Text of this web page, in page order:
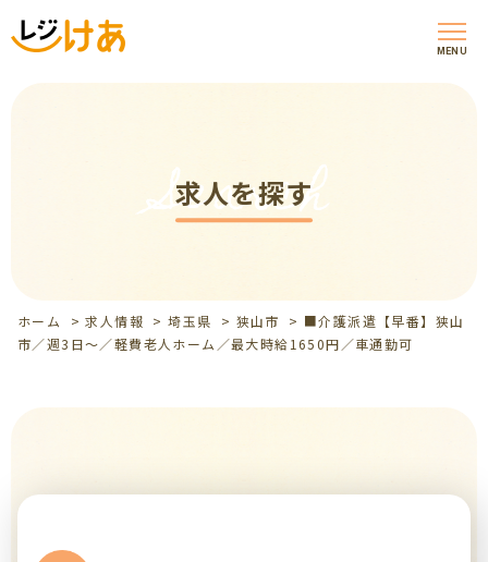
MENU
求人を探す
Search
ホーム >求人情報 >埼玉県 > 狭山市 > ■介護派遣【早番】狭山
市／週3日～／軽費老人ホーム／最大時給1650円／車通勤可